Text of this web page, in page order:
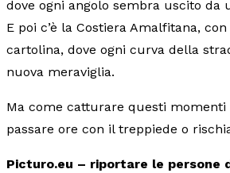
dove ogni angolo sembra uscito da
E poi c’è la Costiera Amalfitana,
cartolina, dove ogni curva della
nuova meraviglia.
Ma come catturare questi momenti
passare ore con il treppiede o
Picturo.eu – riportare le persone